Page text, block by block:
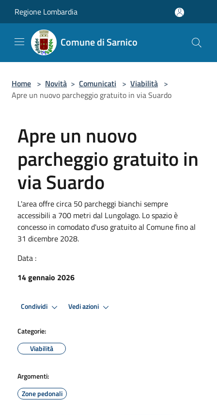
Regione Lombardia
Comune di Sarnico
Home > Novità > Comunicati > Viabilità >
Apre un nuovo parcheggio gratuito in via Suardo
Apre un nuovo
parcheggio gratuito in
via Suardo
L'area offre circa 50 parcheggi bianchi sempre
accessibili a 700 metri dal Lungolago. Lo spazio è
concesso in comodato d'uso gratuito al Comune fino al
31 dicembre 2028.
Data :
14 gennaio 2026
Condividi Vedi azioni
Categorie:
Viabilità
Argomenti:
Zone pedonali